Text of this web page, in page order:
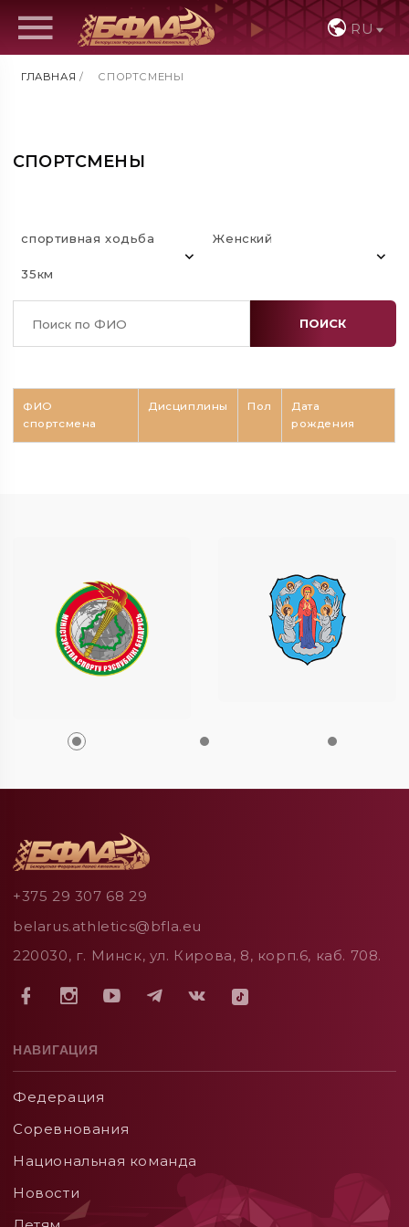
RU
ГЛАВНАЯ / СПОРТСМЕНЫ
СПОРТСМЕНЫ
спортивная ходьба
35км
Женский
ПОИСК
ФИО
спортсмена
Дисциплины Пол
Дата
рождения
+375 29 307 68 29
belarus.athletics@bfla.eu
220030, г. Минск, ул. Кирова, 8, корп.6, каб. 708.
НАВИГАЦИЯ
Федерация
Соревнования
Национальная команда
Новости